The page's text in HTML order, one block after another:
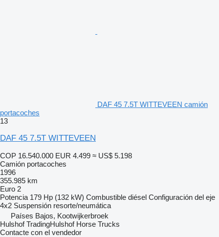
DAF 45 7.5T WITTEVEEN camión
portacoches
13
DAF 45 7.5T WITTEVEEN
COP 16.540.000 EUR 4.499 ≈ US$ 5.198
Camión portacoches
1996
355.985 km
Euro 2
Potencia 179 Hp (132 kW) Combustible diésel Configuración del eje
4x2 Suspensión resorte/neumática
Países Bajos, Kootwijkerbroek
Hulshof TradingHulshof Horse Trucks
Contacte con el vendedor